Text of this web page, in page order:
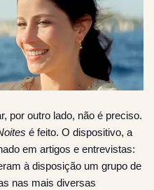
por outro lado, não é preciso.
é feito. O dispositivo, a
em artigos e entrevistas:
à disposição um grupo de
nas mais diversas